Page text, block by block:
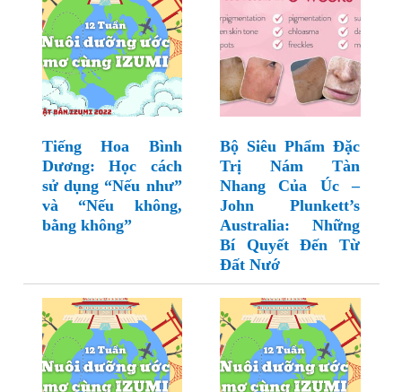
Tiếng Hoa Bình
Dương: Học cách
sử dụng “Nếu như”
và “Nếu không,
bằng không”
Bộ Siêu Phẩm Đặc
Trị Nám Tàn
Nhang Của Úc –
John Plunkett’s
Australia: Những
Bí Quyết Đến Từ
Đất Nướ